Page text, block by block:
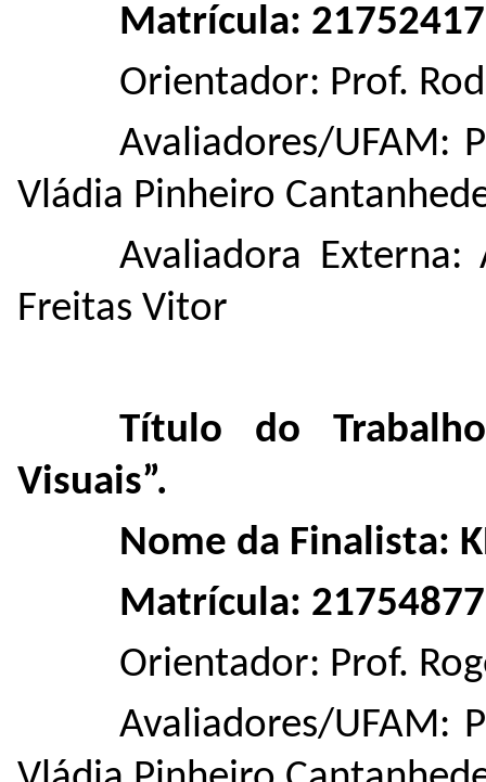
Matrícula: 21752417
Orientador: Prof.
Avaliadores/UFAM:
Vládia Pinheiro
Avaliadora
Freitas Vitor
Título do
Visuais”.
Nome da Finalista:
Matrícula: 21754877
Orientador: Prof.
Avaliadores/UFAM: